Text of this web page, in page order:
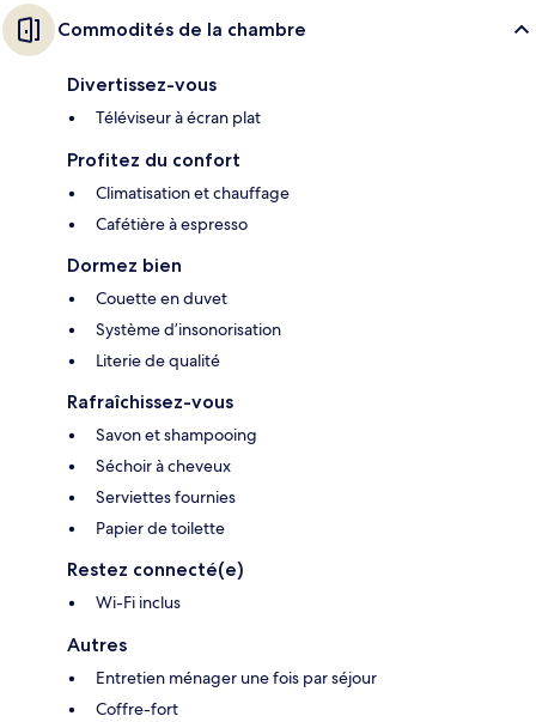
Commodités de la chambre
Divertissez-vous
Téléviseur à écran plat
Profitez du confort
Climatisation et chauffage
Cafétière à espresso
Dormez bien
Couette en duvet
Système d’insonorisation
Literie de qualité
Rafraîchissez-vous
Savon et shampooing
Séchoir à cheveux
Serviettes fournies
Papier de toilette
Restez connecté(e)
Wi-Fi inclus
Autres
Entretien ménager une fois par séjour
Coffre-fort